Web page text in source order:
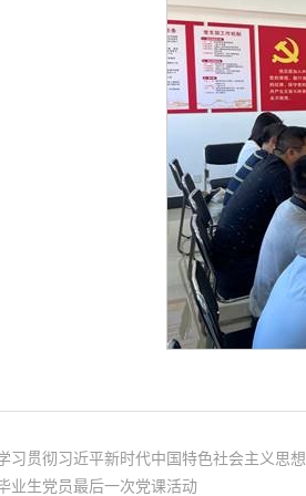
习贯彻习近平新时代中国特色社会主义思
业生党员最后一次党课活动